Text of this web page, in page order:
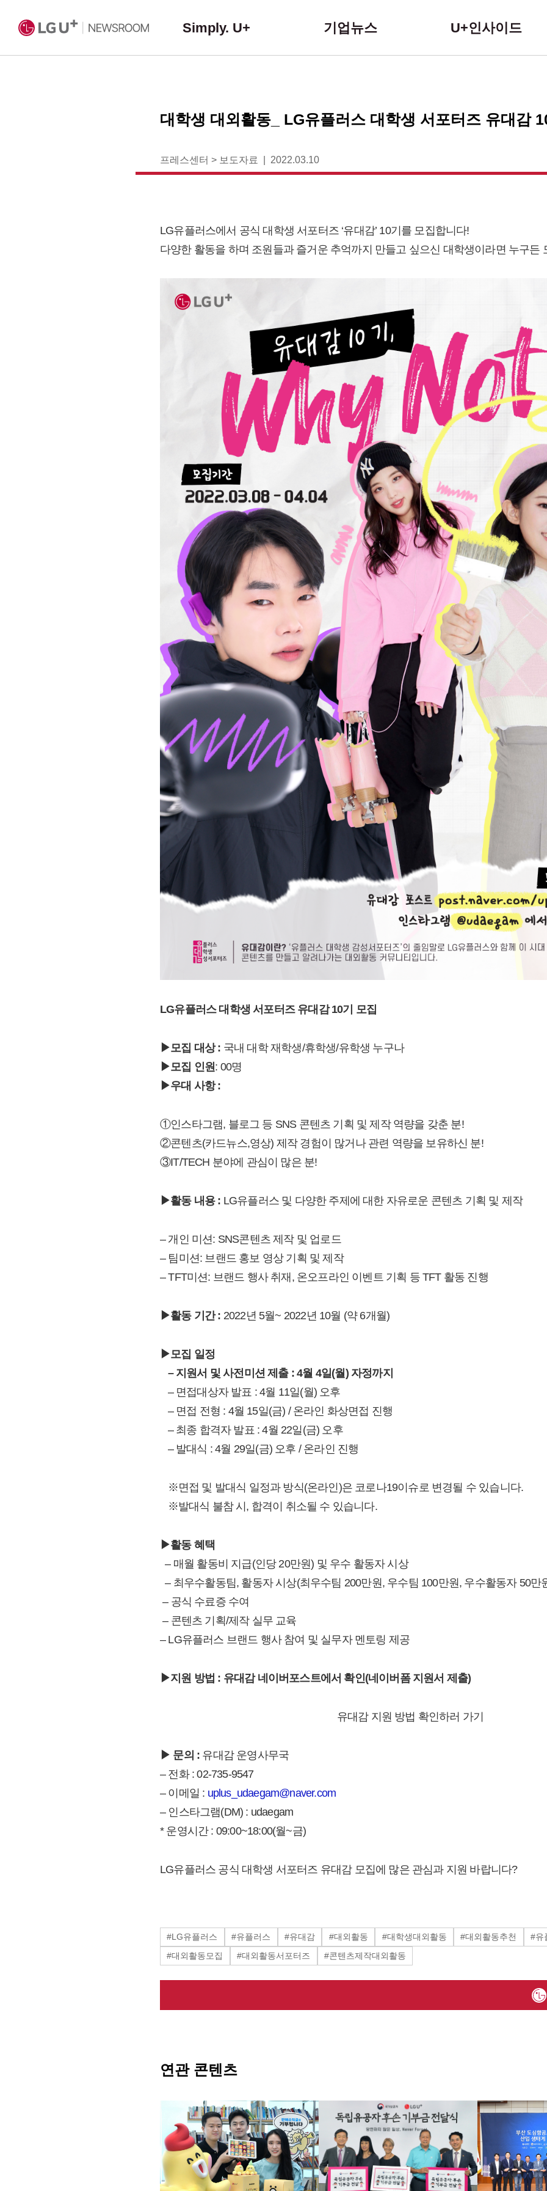
Simply. U+ 기업뉴스 U+인사이드
대학생 대외활동_ LG유플러스 대학생 서포터즈 유대감
프레스센터 > 보도자료 2022.03.10
LG유플러스에서 공식 대학생 서포터즈 ‘유대감’ 10기를 모집합니다!
다양한 활동을 하며 조원들과 즐거운 추억까지 만들고 싶으신 대학생이라면 누구든
LG유플러스 대학생 서포터즈 유대감 10기 모집
▶모집 대상 : 국내 대학 재학생/휴학생/유학생 누구나
▶모집 인원: 00명
▶우대 사항 :
①인스타그램, 블로그 등 SNS 콘텐츠 기획 및 제작 역량을 갖춘 분!
②콘텐츠(카드뉴스,영상) 제작 경험이 많거나 관련 역량을 보유하신 분!
③IT/TECH 분야에 관심이 많은 분!
▶활동 내용 : LG유플러스 및 다양한 주제에 대한 자유로운 콘텐츠 기획 및 제작
– 개인 미션: SNS콘텐츠 제작 및 업로드
– 팀미션: 브랜드 홍보 영상 기획 및 제작
– TFT미션: 브랜드 행사 취재, 온오프라인 이벤트 기획 등 TFT 활동 진행
▶활동 기간: 2022년 5월~ 2022년 10월 (약 6개월)
▶모집 일정
– 지원서 및 사전미션 제출 : 4월 4일(월) 자정까지
– 면접대상자 발표 : 4월 11일(월) 오후
– 면접 전형 : 4월 15일(금) / 온라인 화상면접 진행
– 최종 합격자 발표 : 4월 22일(금) 오후
– 발대식 : 4월 29일(금) 오후 / 온라인 진행
※면접 및 발대식 일정과 방식(온라인)은 코로나19이슈로 변경될 수 있습니다.
※발대식 불참 시, 합격이 취소될 수 있습니다.
▶활동 혜택
– 매월 활동비 지급(인당 20만원) 및 우수 활동자 시상
– 최우수활동팀, 활동자 시상(최우수팀 200만원, 우수팀 100만원, 우수활동자 50만
– 공식 수료증 수여
– 콘텐츠 기획/제작 실무 교육
– LG유플러스 브랜드 행사 참여 및 실무자 멘토링 제공
▶지원 방법 : 유대감 네이버포스트에서 확인(네이버폼 지원서 제출)
유대감 지원 방법 확인하러 가기
▶ 문의 : 유대감 운영사무국
– 전화 : 02-735-9547
– 이메일 : uplus_udaegam@naver.com
– 인스타그램(DM) : udaegam
* 운영시간 : 09:00~18:00(월~금)
LG유플러스 공식 대학생 서포터즈 유대감 모집에 많은 관심과 지원 바랍니다?
#LG유플러스 #유플러스 #유대감 #대외활동 #대학생대외활동 #대외활동추천
#유
#대외활동모집
#대외활동서포터즈 #콘텐츠제작대외활동
연관 콘텐츠